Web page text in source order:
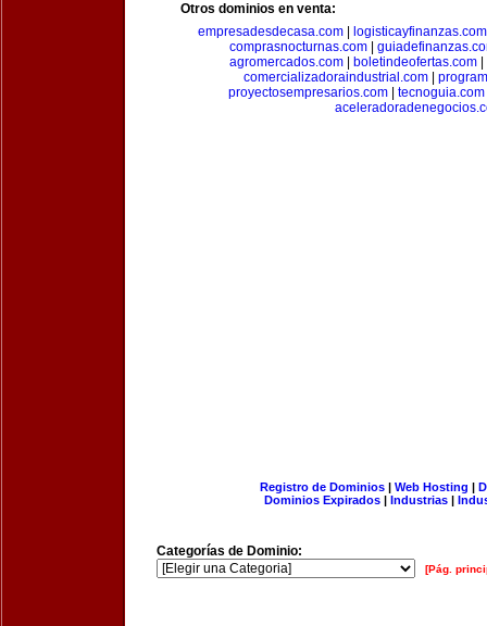
Otros dominios en venta:
empresadesdecasa.com
logisticayfinanzas.com
comprasnocturnas.com
agromercados.com
boletindeofertas.com
comercializadoraindustrial.com
proyectosempresarios.com
tecnoguia.com
Registro de Dominios| Web Hosting |
Dominios Expirados | Industrias |
Categorías de Dominio:
[Pág.